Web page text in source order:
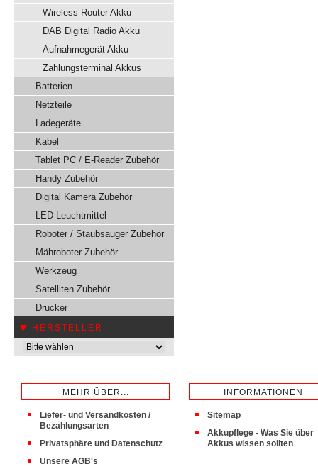
Wireless Router Akku
DAB Digital Radio Akku
Aufnahmegerät Akku
Zahlungsterminal Akkus
Batterien
Netzteile
Ladegeräte
Kabel
Tablet PC / E-Reader Zubehör
Handy Zubehör
Digital Kamera Zubehör
LED Leuchtmittel
Roboter / Staubsauger Zubehör
Mähroboter Zubehör
Werkzeug
Satelliten Zubehör
Drucker
HERSTELLER
MEHR ÜBER...
Liefer- und Versandkosten /
Bezahlungsarten
Privatsphäre und Datenschutz
Unsere AGB's
INFORMATIONEN
Sitemap
Akkupflege - Was Sie über
Akkus wissen sollten